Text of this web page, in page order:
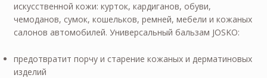
искусственной кожи: курток, кардиганов, обуви,
чемоданов, сумок, кошельков, ремней, мебели и кожаных
салонов автомобилей. Универсальный бальзам JOSKO:
предотвратит порчу и старение кожаных и дерматиновых
изделий